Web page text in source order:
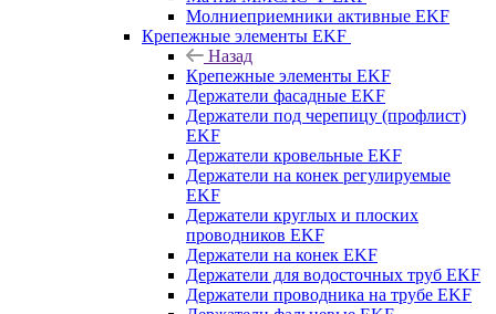
Молниеприемники активные EKF
Крепежные элементы EKF
Назад
Крепежные элементы EKF
Держатели фасадные EKF
Держатели под черепицу (профлист)
EKF
Держатели кровельные EKF
Держатели на конек регулируемые
EKF
Держатели круглых и плоских
проводников EKF
Держатели на конек EKF
Держатели для водосточных труб EKF
Держатели проводника на трубе EKF